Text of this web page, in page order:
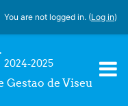
You are not logged in. (Log in)
2024-2025
Gestao de Viseu